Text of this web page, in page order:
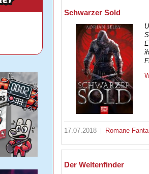
Schwarzer Sold
17.07.2018 Romane
Der Weltenfinder